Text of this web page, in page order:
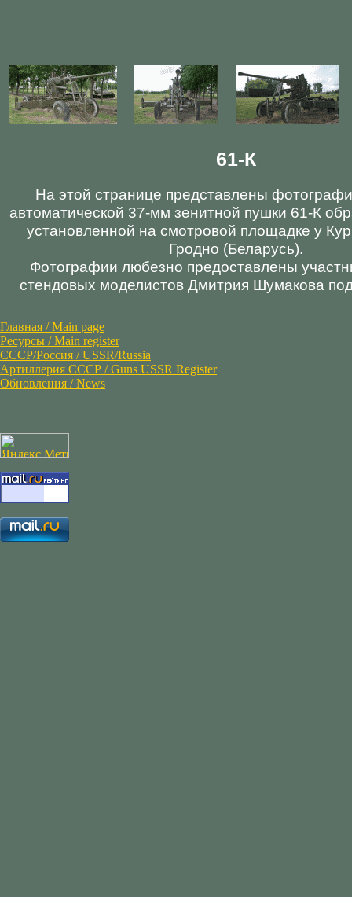
61-К
На этой странице представлены
автоматической 37-мм зенитной пушки 61-К
установленной на смотровой площадке у
Гродно (Беларусь).
Фотографии любезно предоставлены
стендовых моделистов Дмитрия Шумакова
Главная / Main page
Ресурсы / Main register
СССР/Россия / USSR/Russia
Артиллерия СССР / Guns USSR Register
Обновления / News